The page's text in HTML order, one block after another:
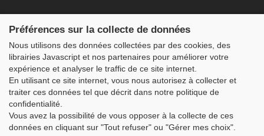
2 – 4 rue du Mont Louvet
91640 FONTENAY LES BRIIS
contact@fondationjdb.org
01 60 80 64 60
liens rapides :
> Recherche
> Contact
> Mentions légales
Préférences sur la collecte de données
Nous utilisons des données collectées par des cookies, des
librairies Javascript et nos partenaires pour améliorer votre
expérience et analyser le traffic de ce site internet.
En utilisant ce site internet, vous nous autorisez à collecter et
traiter ces données tel que décrit dans notre politique de
confidentialité.
Vous avez la possibilité de vous opposer à la collecte de ces
données en cliquant sur "Tout refuser" ou "Gérer mes choix".